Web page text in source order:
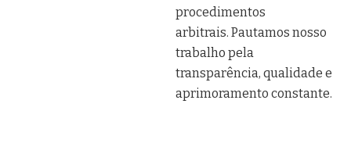
procedimentos
arbitrais. Pautamos nosso
trabalho pela
transparência, qualidade e
aprimoramento constante.